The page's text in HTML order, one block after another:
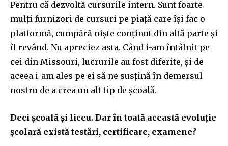
Pentru că dezvoltă cursurile intern. Sunt foarte
mulți furnizori de cursuri pe piață care își fac o
platformă, cumpără niște conținut din altă parte și
îl revând. Nu apreciez asta. Când i-am întâlnit pe
cei din Missouri, lucrurile au fost diferite, și de
aceea i-am ales pe ei să ne susțină în demersul
nostru de a crea un alt tip de școală.
Deci școală și liceu. Dar în toată această evoluție
școlară există testări, certificare, examene?